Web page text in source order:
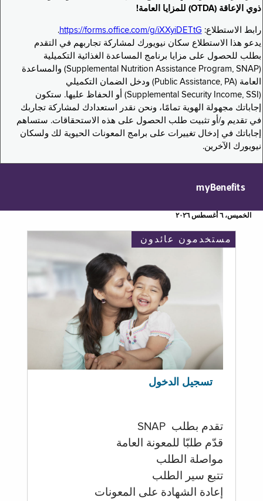
ذوي الإعاقة (OTDA) للمزايا العامة!
رابط الاستطلاع: https://forms.office.com/g/iXXyiDETtG
.
يدعو هذا الاستطلاع سكان نيويورك لمشاركة تجاربهم في التقدم
بطلب للحصول على مزايا برنامج المساعدة الغذائية التكميلية
(Supplemental Nutrition Assistance Program, SNAP) والمساعدة
العامة (Public Assistance, PA) ودخل الضمان التكميلي
(Supplemental Security Income, SSI) أو الحفاظ عليها. ستكون
إجاباتك مجهولة الهوية تمامًا، ونحن نقدر استعدادك لمشاركة تجاربك
في تقديم و/أو تثبيت طلب الحصول على هذه الاستحقاقات. ستساهم
إجاباتك في إدخال تغييرات على برامج المعونات الحيوية لك ولسكان
نيويورك الآخرين.
myBenefits
الخميس، ٦ أغسطس ٢٠٢٦
مستخدمون عائدون
تسجيل الدخول
تقدم بطلب SNAP
قدّم طلبّا للمعونة العامة
مواصلة الطلب
تتبع سير الطلب
إعادة الشهادة على المعونات